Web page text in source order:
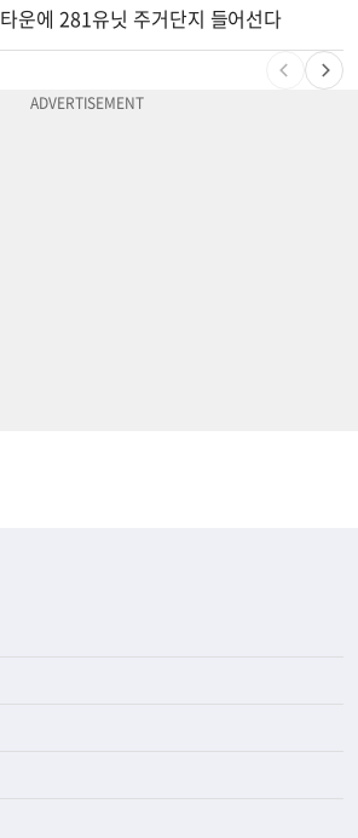
운에 281유닛 주거단지 들어선다